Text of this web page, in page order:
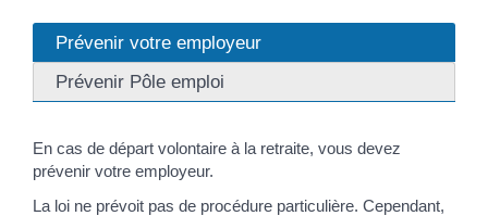
Prévenir votre employeur
Prévenir Pôle emploi
En cas de départ volontaire à la retraite, vous devez
prévenir votre employeur.
La loi ne prévoit pas de procédure particulière. Cependant,